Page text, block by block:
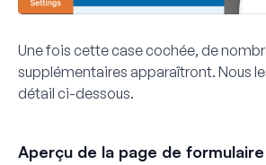
Une fois cette case cochée, de
supplémentaires apparaîtront. Nous
détail ci-dessous.
Aperçu de la page de formulaire